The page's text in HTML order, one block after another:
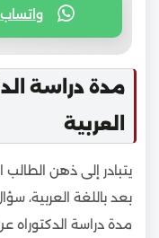
واتساب
مدة دراسة
العربية
يتبادر إلى ذهن
بعد باللغة العربية،
مدة دراسة